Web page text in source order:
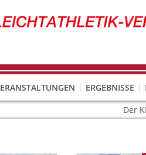
ERGEBNISSE
Der KILA-